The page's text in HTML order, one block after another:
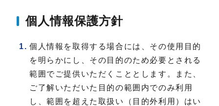
個人情報保護方針
個人情報を取得する場合には、その使用目的
を明らかにし、その目的のため必要とされる
範囲でご提供いただくこととします。また、
ご了解いただいた目的の範囲内でのみ利用
し、範囲を超えた取扱い（目的外利用）はい